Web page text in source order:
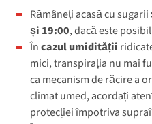
Rămâneți acasă cu
și 19:00, dacă este
Încazul umidității
mici, transpirația nu mai
ca mecanism de răcire a
climat umed, acordați
protecției împotriva